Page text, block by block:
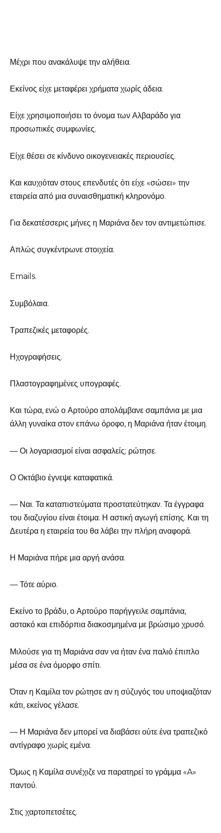
Μέχρι που ανακάλυψε την αλήθεια.
Εκείνος είχε μεταφέρει χρήματα χωρίς άδεια.
Είχε χρησιμοποιήσει το όνομα των Αλβαράδο για
προσωπικές συμφωνίες.
Είχε θέσει σε κίνδυνο οικογενειακές περιουσίες.
Και καυχιόταν στους επενδυτές ότι είχε «σώσει» την
εταιρεία από μια συναισθηματική κληρονόμο.
Για δεκατέσσερις μήνες η Μαριάνα δεν τον αντιμετώπισε.
Απλώς συγκέντρωνε στοιχεία.
Emails.
Συμβόλαια.
Τραπεζικές μεταφορές.
Ηχογραφήσεις.
Πλαστογραφημένες υπογραφές.
Και τώρα, ενώ ο Αρτούρο απολάμβανε σαμπάνια με μια
άλλη γυναίκα στον επάνω όροφο, η Μαριάνα ήταν έτοιμη.
— Οι λογαριασμοί είναι ασφαλείς; ρώτησε.
Ο Οκτάβιο έγνεψε καταφατικά.
— Ναι. Τα καταπιστεύματα προστατεύτηκαν. Τα έγγραφα
του διαζυγίου είναι έτοιμα. Η αστική αγωγή επίσης. Και τη
Δευτέρα η εταιρεία του θα λάβει την πλήρη αναφορά.
Η Μαριάνα πήρε μια αργή ανάσα.
— Τότε αύριο.
Εκείνο το βράδυ, ο Αρτούρο παρήγγειλε σαμπάνια,
αστακό και επιδόρπια διακοσμημένα με βρώσιμο χρυσό.
Μιλούσε για τη Μαριάνα σαν να ήταν ένα παλιό έπιπλο
μέσα σε ένα όμορφο σπίτι.
Όταν η Καμίλα τον ρώτησε αν η σύζυγός του υποψιαζόταν
κάτι, εκείνος γέλασε.
— Η Μαριάνα δεν μπορεί να διαβάσει ούτε ένα τραπεζικό
αντίγραφο χωρίς εμένα.
Όμως η Καμίλα συνέχιζε να παρατηρεί το γράμμα «A»
παντού.
Στις χαρτοπετσέτες.